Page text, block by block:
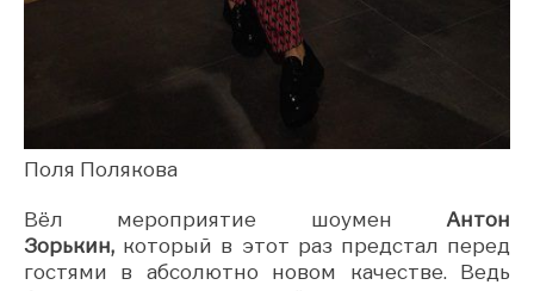
Поля Полякова
Вёл мероприятие шоумен Антон
Зорькин, который в этот раз предстал перед
гостями в абсолютно новом качестве. Ведь